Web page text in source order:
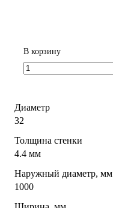
В корзину
Диаметр
32
Толщина стенки
4.4 мм
Наружный диаметр, мм
1000